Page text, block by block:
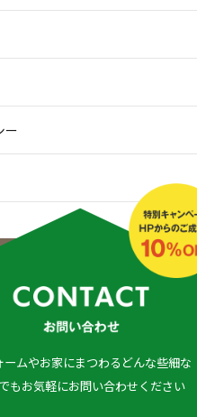
ー
ームやお家にまつわるどんな些細な
もお気軽にお問い合わせください